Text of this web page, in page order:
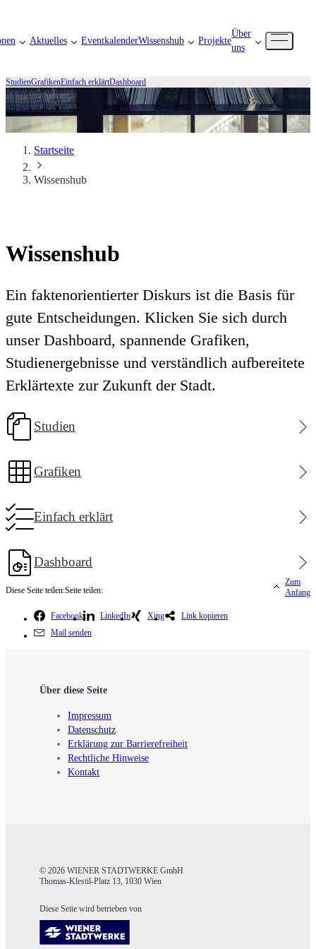
Aktuelles EventkalenderWissenshub Projekte
Über
uns
StudienGrafikenEinfach erklärtDashboard
Startseite
Wissenshub
Wissenshub
Ein faktenorientierter Diskurs ist die Basis für
gute Entscheidungen. Klicken Sie sich durch
unser Dashboard, spannende Grafiken,
Studienergebnisse und verständlich aufbereitete
Erklärtexte zur Zukunft der Stadt.
Studien
Grafiken
Einfach erklärt
Dashboard
Diese Seite teilen:Seite teilen:
Facebook LinkedIn Xing
Link kopieren
Mail senden
Zum
Anfang
Über diese Seite
Impressum
Datenschutz
Erklärung zur Barrierefreiheit
Rechtliche Hinweise
Kontakt
© 2026 WIENER STADTWERKE GmbH
Thomas-Klestil-Platz 13, 1030 Wien
Diese Seite wird betrieben von